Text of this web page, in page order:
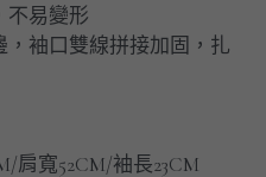
不易變形
袖口雙線拼接加固，扎
肩寬52CM/袖長23CM